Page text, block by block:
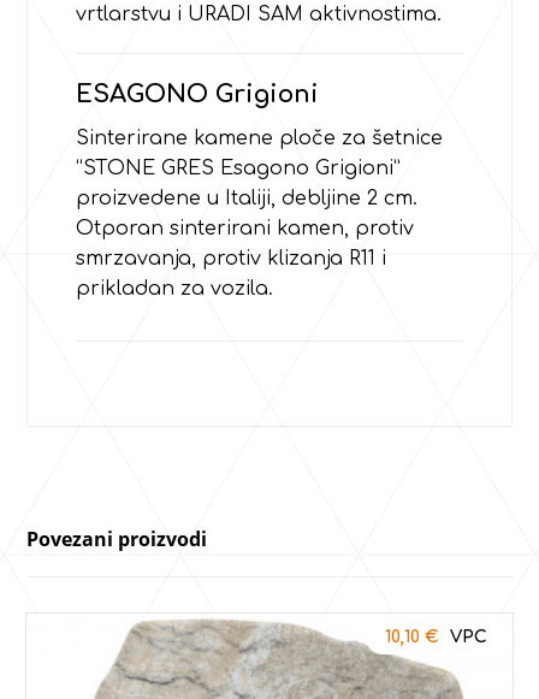
vrtlarstvu i URADI SAM aktivnostima.
ESAGONO Grigioni
Sinterirane kamene ploče za šetnice
“STONE GRES Esagono Grigioni”
proizvedene u Italiji, debljine 2 cm.
Otporan sinterirani kamen, protiv
smrzavanja, protiv klizanja R11 i
prikladan za vozila.
Povezani proizvodi
10,10 €